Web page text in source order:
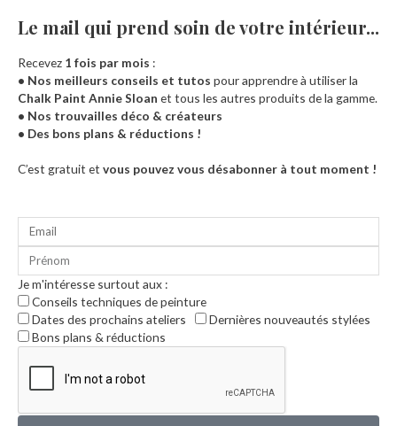
Accueil
Le mail qui prend soin de votre intérieur...​
Recevez 1 fois par mois :
• Nos meilleurs conseils et tutos pour apprendre à utiliser la
Chalk Paint Annie Sloan et tous les autres produits de la gamme.
• Nos trouvailles déco & créateurs
• Des bons plans & réductions !
C’est gratuit et vous pouvez vous désabonner à tout moment !
Je m'intéresse surtout aux :
Conseils techniques de peinture
Dates des prochains ateliers
Dernières nouveautés stylées
Bons plans & réductions